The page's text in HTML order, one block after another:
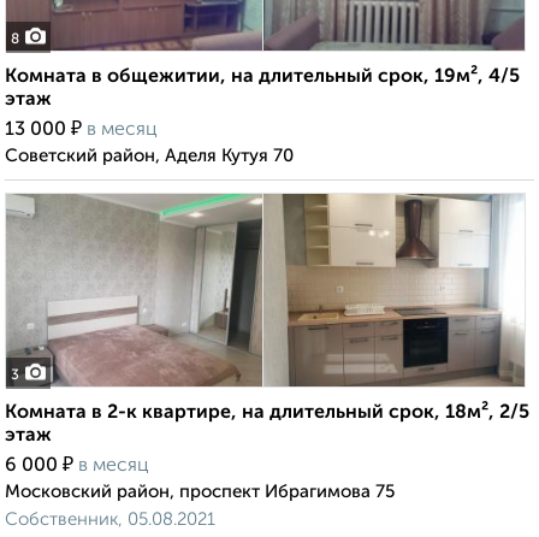
8
Комната в общежитии, на длительный срок, 19м², 4/5
этаж
13 000 ₽ в месяц
Советский район, Аделя Кутуя 70
3
Комната в 2-к квартире, на длительный срок, 18м², 2/5
этаж
6 000 ₽ в месяц
Московский район, проспект Ибрагимова 75
Собственник, 05.08.2021